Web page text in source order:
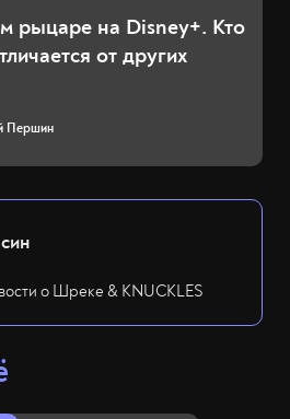
рыцаре на Disney+. Кто
от других
Першин
о Шреке & KNUCKLES